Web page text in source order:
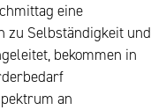
eine
zu Selbständigkeit und
bekommen in
an